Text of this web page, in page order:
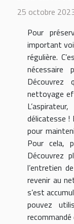
25 octobre
Pour
important
régulière.
Découvrez
nettoyage
délicatesse !
pour
Pour cela,
Découvrez
l’entretien
revenir au
s’est
pouvez
recommandé